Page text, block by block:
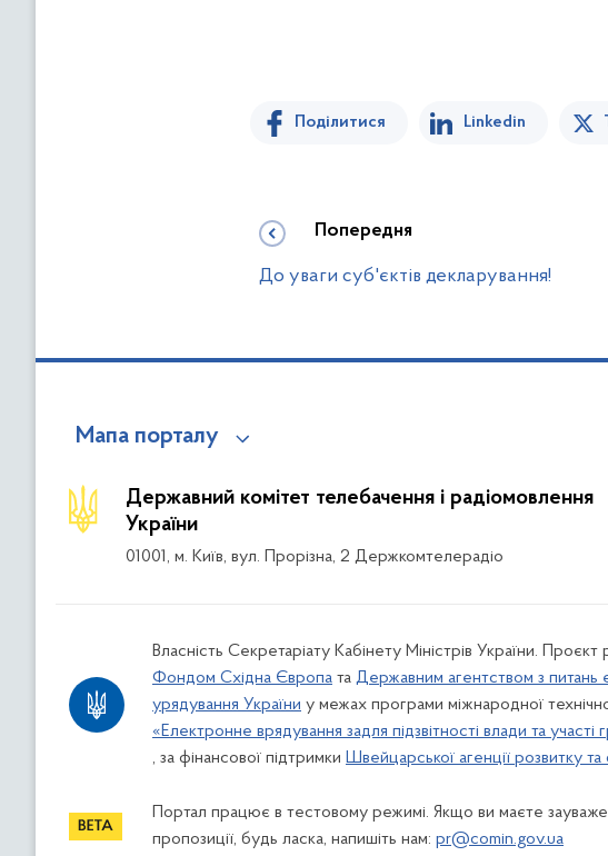
Поділитися Linkedin
Попередня
До уваги суб'єктів декларування!
Мапа порталу
Державний комітет телебачення і радіомовлення
України
01001, м. Київ, вул. Прорізна, 2 Держкомтелерадіо
Власність Секретаріату Кабінету Міністрів України. Проєкт
Фондом Східна Європа та Державним агентством з питань
урядування України у межах програми міжнародної
«Електронне врядування задля підзвітності влади та участі
, за фінансової підтримки Швейцарської агенції розвитку та
Портал працює в тестовому режимі. Якщо ви маєте
пропозиції, будь ласка, напишіть нам: pr@comin.gov.ua